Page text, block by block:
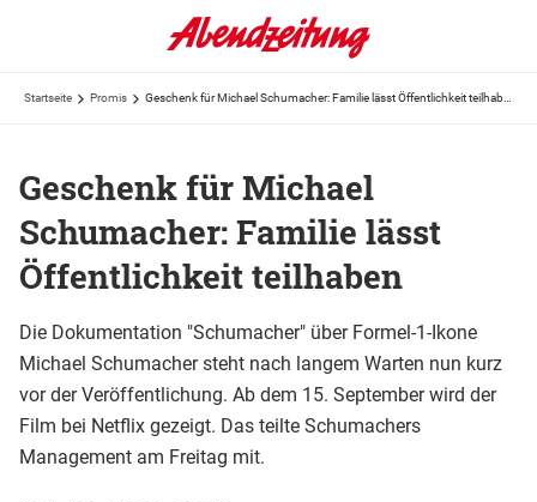
Startseite Promis
Geschenk für Michael
Schumacher: Familie lässt
Öffentlichkeit teilhaben
Die Dokumentation "Schumacher" über Formel-1-Ikone
Michael Schumacher steht nach langem Warten nun kurz
vor der Veröffentlichung. Ab dem 15. September wird der
Film bei Netflix gezeigt. Das teilte Schumachers
Management am Freitag mit.